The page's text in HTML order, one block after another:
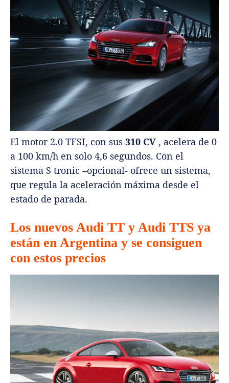
El motor 2.0 TFSI, con sus 310 CV , acelera de 0
a 100 km/h en solo 4,6 segundos. Con el
sistema S tronic –opcional- ofrece un sistema,
que regula la aceleración máxima desde el
estado de parada.
Los nuevos Audi TT y Audi TTS ya
están en Argentina y se consiguen
con estos precios